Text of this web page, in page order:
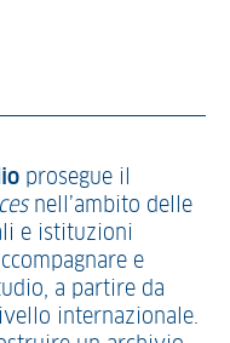
prosegue il
nell’ambito delle
e istituzioni
e
a partire da
internazionale.